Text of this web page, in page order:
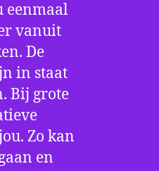
eenmaal
vanuit
De
in staat
Bij grote
Zo kan
en